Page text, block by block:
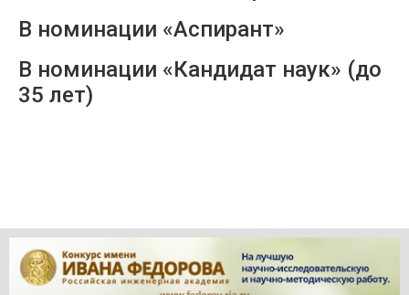
В номинации «Аспирант»
В номинации «Кандидат наук» (до
35 лет)